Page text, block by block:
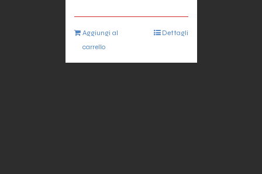
Aggiungi al
carrello
Dettagli